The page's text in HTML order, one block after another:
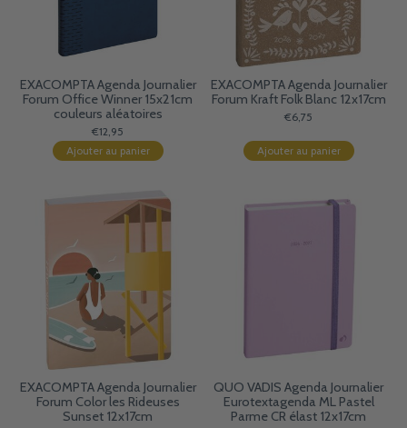
EXACOMPTA Agenda Journalier
Forum Office Winner 15x21cm
couleurs aléatoires
€12,95
Ajouter au panier
EXACOMPTA Agenda Journalier
Forum Kraft Folk Blanc 12x17cm
€6,75
Ajouter au panier
EXACOMPTA Agenda Journalier
Forum Color les Rideuses
Sunset 12x17cm
QUO VADIS Agenda Journalier
Eurotextagenda ML Pastel
Parme CR élast 12x17cm